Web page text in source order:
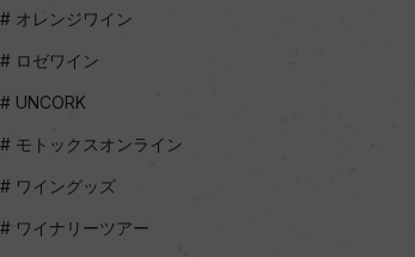
オレンジワイン
ロゼワイン
UNCORK
モトックスオンライン
ワイングッズ
ワイナリーツアー